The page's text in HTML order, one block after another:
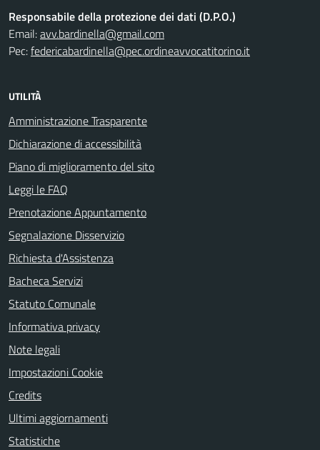
Responsabile della protezione dei dati (D.P.O.)
Email:avv.bardinella@gmail.com
Pec:federicabardinella@pec.ordineavvocatitorino.it
UTILITÀ
Amministrazione Trasparente
Dichiarazione di accessibilità
Piano di miglioramento del sito
Leggi le FAQ
Prenotazione Appuntamento
Segnalazione Disservizio
Richiesta d'Assistenza
Bacheca Servizi
Statuto Comunale
Informativa privacy
Note legali
Impostazioni Cookie
Credits
Ultimi aggiornamenti
Statistiche